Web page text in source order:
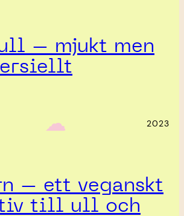
– mjukt men
‎ ‎‎ ☁︎‎‎ 2023
– ett veganskt
till ull och